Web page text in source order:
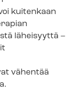
kuitenkaan
läheisyyttä –
vähentää